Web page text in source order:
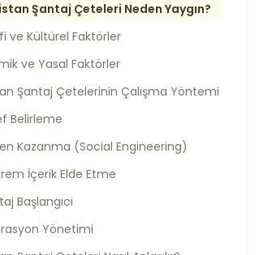
Şantaj Çeteleri Neden Yaygın?
ve Kültürel Faktörler
ve Yasal Faktörler
Şantaj Çetelerinin Çalışma Yöntemi
Belirleme
Kazanma (Social Engineering)
İçerik Elde Etme
Başlangıcı
Yönetimi